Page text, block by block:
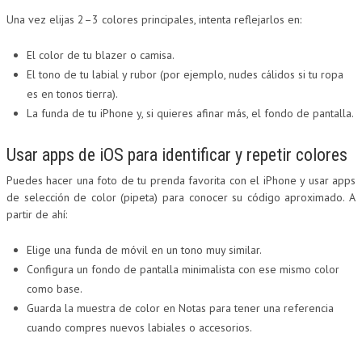
Una vez elijas 2–3 colores principales, intenta reflejarlos en:
El color de tu blazer o camisa.
El tono de tu labial y rubor (por ejemplo, nudes cálidos si tu ropa
es en tonos tierra).
La funda de tu iPhone y, si quieres afinar más, el fondo de pantalla.
Usar apps de iOS para identificar y repetir colores
Puedes hacer una foto de tu prenda favorita con el iPhone y usar apps
de selección de color (pipeta) para conocer su código aproximado. A
partir de ahí:
Elige una funda de móvil en un tono muy similar.
Configura un fondo de pantalla minimalista con ese mismo color
como base.
Guarda la muestra de color en Notas para tener una referencia
cuando compres nuevos labiales o accesorios.